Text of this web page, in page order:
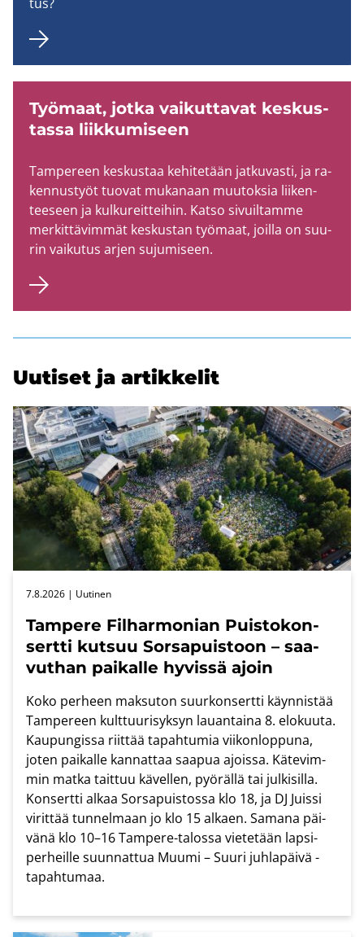
Työ­maat, jotka vai­kut­ta­vat kes­kus­
tas­sa liik­ku­mi­seen
Tam­pe­reen kes­kus­taa ke­hi­te­tään jat­ku­vas­ti, ja ra­
ken­nus­työt tuo­vat mu­ka­naan muu­tok­sia lii­ken­
tee­seen ja kul­ku­reit­tei­hin. Katso si­vuil­tam­me
mer­kit­tä­vim­mät kes­kus­tan työ­maat, joil­la on suu­
rin vai­ku­tus arjen su­ju­mi­seen.
Uu­ti­set ja ar­tik­ke­lit
Tam­pe­re Fil­har­mo­nian Puis­to­kon­
sert­ti kut­suu Sors­a­puis­toon – saa­
vut­han pai­kal­le hy­vis­sä ajoin
7.8.2026 | Uu­ti­nen
Koko per­heen mak­su­ton suur­kon­sert­ti käyn­nis­tää
Tam­pe­reen kult­tuu­ri­syk­syn lau­an­tai­na 8. elo­kuu­ta.
Kau­pun­gis­sa riit­tää ta­pah­tu­mia vii­kon­lop­pu­na,
joten pai­kal­le kan­nat­taa saa­pua ajois­sa. Kä­te­vim­
min matka tait­tuu kä­vel­len, pyö­räl­lä tai jul­ki­sil­la.
Kon­sert­ti alkaa Sors­a­puis­tos­sa klo 18, ja DJ Juis­si
vi­rit­tää tun­nel­maan jo klo 15 al­kaen. Sa­ma­na päi­
vä­nä klo 10–16 Tampere-​​talossa vie­te­tään lap­si­
per­heil­le suun­nat­tua Muumi – Suuri juh­la­päi­vä -​
tapahtumaa.